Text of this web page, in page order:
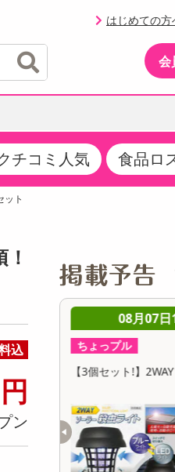
はじめての方
会
イベント
イベント最新情報（RSPほか）
商品限定クーポン
サンプリング
抽選サンプル
初回トライアル
その他 お菓子・スイーツ
その他 飲料
スポーツ・アウトドア用品
その他 キッチン・日用品
ア
サプリメント
収納・寝具
ベビー・キッズ
レッグウェア
その他 ファッション
その他 家電
タニティ
チコミ人気 食品ロ
ット
込
円
ン
500
08月07日
ちょっプル
【3個セット!】